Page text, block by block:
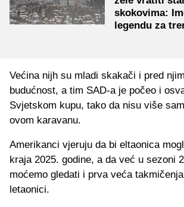
skokovima:
legendu za
Većina nijh su mladi skakači i pred
budućnost, a tim SAD-a je počeo i
Svjetskom kupu, tako da nisu više
ovom karavanu.
Amerikanci vjeruju da bi eltaonica
kraja 2025. godine, a da već u sezoni
moćemo gledati i prva veća
letaonici.